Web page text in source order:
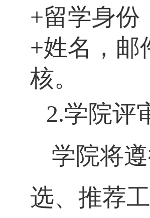
+留学身份
+姓名，邮
核。
2.学院评
学院将
选、推荐工